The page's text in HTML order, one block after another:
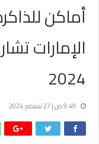
أماكن
الإمارات
2024
9:49 ص | 27 سبتمبر، 2024